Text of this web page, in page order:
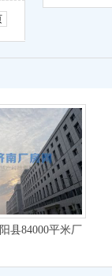
积灵活 可分
县84000平米厂
面积灵活 政